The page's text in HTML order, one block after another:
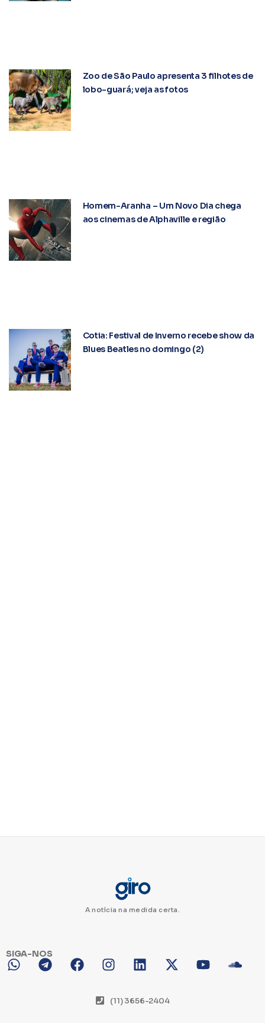
Zoo de São Paulo apresenta 3 filhotes de
lobo-guará; veja as fotos
Homem-Aranha – Um Novo Dia chega
aos cinemas de Alphaville e região
Cotia: Festival de Inverno recebe show da
Blues Beatles no domingo (2)
A notícia na medida certa.
SIGA-NOS
(11) 3656-2404